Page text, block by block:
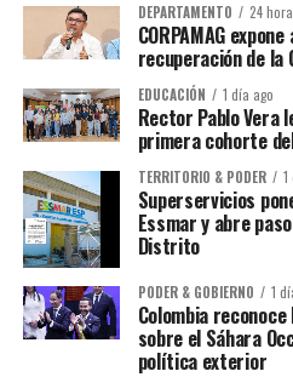
DEPARTAMENTO 24
CORPAMAG
recuperación de la
EDUCACIÓN 1 día ago
Rector Pablo Vera
primera cohorte
TERRITORIO & PODER 1
Superservicios
Essmar y abre
Distrito
PODER & GOBIERNO 1
Colombia
sobre el Sáhara
política exterior